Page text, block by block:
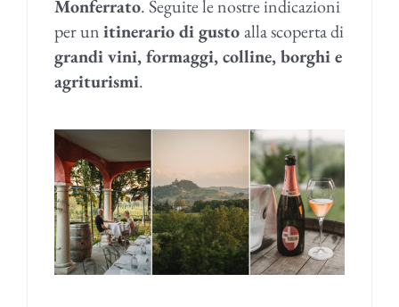
Monferrato.Seguite le nostre indicazioni
per unitinerario di gustoalla scoperta di
grandi vini, formaggi, colline, borghi e
agriturismi.